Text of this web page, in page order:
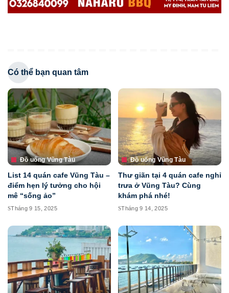
Có thể bạn quan tâm
Đồ uống Vũng Tàu
List 14 quán cafe Vũng Tàu –
điểm hẹn lý tưởng cho hội
mê “sống ảo”
Tháng 9 15, 2025
Đồ uống Vũng Tàu
Thư giãn tại 4 quán cafe nghỉ
trưa ở Vũng Tàu? Cùng
khám phá nhé!
Tháng 9 14, 2025